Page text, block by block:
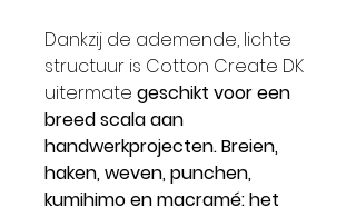
Dankzij de ademende, lichte
structuur is Cotton Create DK
uitermate geschikt voor een
breed scala aan
handwerkprojecten. Breien,
haken, weven, punchen,
kumihimo en macramé: het